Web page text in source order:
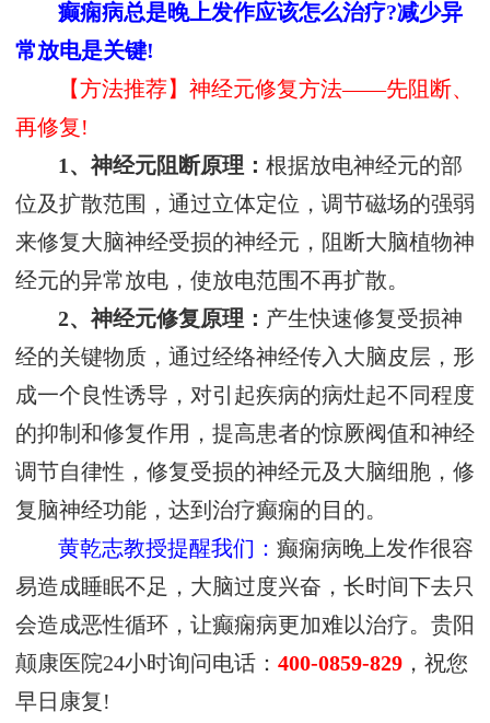
癫痫病总是晚上发作应该怎么治疗?减少异
常放电是关键!
【方法推荐】神经元修复方法——先阻断、
再修复!
1、神经元阻断原理：根据放电神经元的部
位及扩散范围，通过立体定位，调节磁场的强弱
来修复大脑神经受损的神经元，阻断大脑植物神
经元的异常放电，使放电范围不再扩散。
2、神经元修复原理： 产生快速修复受损神
经的关键物质，通过经络神经传入大脑皮层，形
成一个良性诱导，对引起疾病的病灶起不同程度
的抑制和修复作用，提高患者的惊厥阀值和神经
调节自律性，修复受损的神经元及大脑细胞，修
复脑神经功能，达到治疗癫痫的目的。
黄乾志教授提醒我们：癫痫病晚上发作很容
易造成睡眠不足，大脑过度兴奋，长时间下去只
会造成恶性循环，让癫痫病更加难以治疗。贵阳
颠康医院24小时询问电话： 400-0859-829 ，祝您
早日康复!